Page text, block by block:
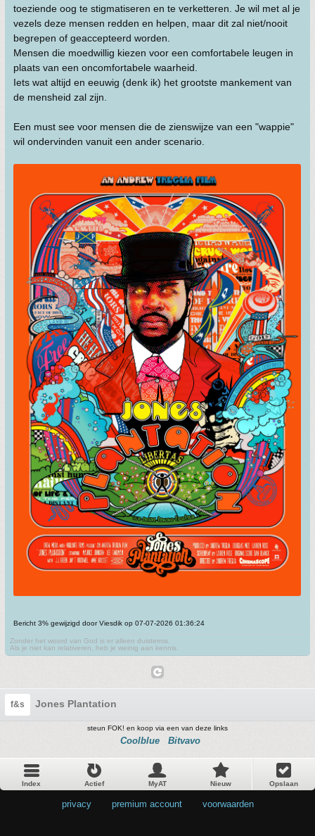
toeziende oog te stigmatiseren en te verketteren. Je wil met al je
vezels deze mensen redden en helpen, maar dit zal niet/nooit
begrepen of geaccepteerd worden.
Mensen die moedwillig kiezen voor een comfortabele leugen in
plaats van een oncomfortabele waarheid.
Iets wat altijd en eeuwig (denk ik) het grootste mankement van
de mensheid zal zijn.
Een must see voor mensen die de zienswijze van een "wappie"
wil ondervinden vanuit een ander scenario.
Bericht 3% gewijzigd door Viesdik op 07-07-2026 01:36:24
Zonder het woord van God is er alleen duisternis.
Als je niet kan relativeren, heb je weinig aan kennis.
f&s Jones Plantation
steun FOK! en koop via een van deze links
Coolblue Bitvavo
Index Actief MyAT Nieuw Opslaan
privacy premium account voorwaarden